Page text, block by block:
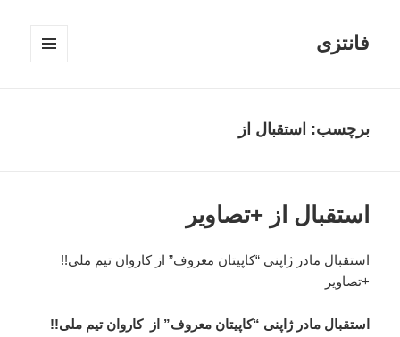
فانتزی
برچسب: استقبال از
استقبال از +تصاویر
استقبال مادر ژاپنی “کاپیتان معروف” از کاروان تیم ملی!!
+تصاویر
استقبال مادر ژاپنی “کاپیتان معروف” از کاروان تیم ملی!!